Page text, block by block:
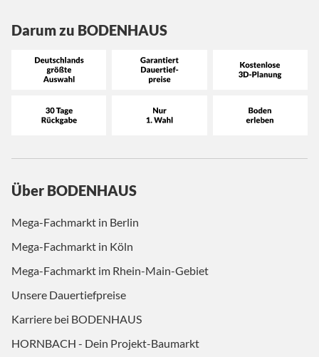
Darum zu BODENHAUS
Über BODENHAUS
Mega-Fachmarkt in Berlin
Mega-Fachmarkt in Köln
Mega-Fachmarkt im Rhein-Main-Gebiet
Unsere Dauertiefpreise
Karriere bei BODENHAUS
HORNBACH - Dein Projekt-Baumarkt